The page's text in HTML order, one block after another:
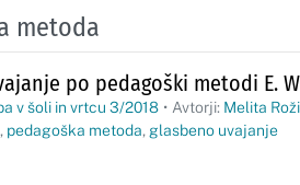
metoda
po pedagoški metodi E.
v šoli in vrtcu 3/2018 • Avtorji: Melita
, pedagoška metoda, glasbeno uvajanje